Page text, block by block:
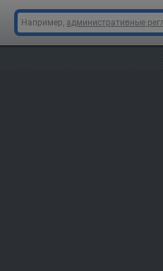
Например, административные